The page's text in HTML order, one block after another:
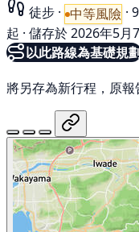
徒步 · 中等風險 ·
起 · 儲存於 2026年5月
以此路線為基礎規
將另存為新行程，原報